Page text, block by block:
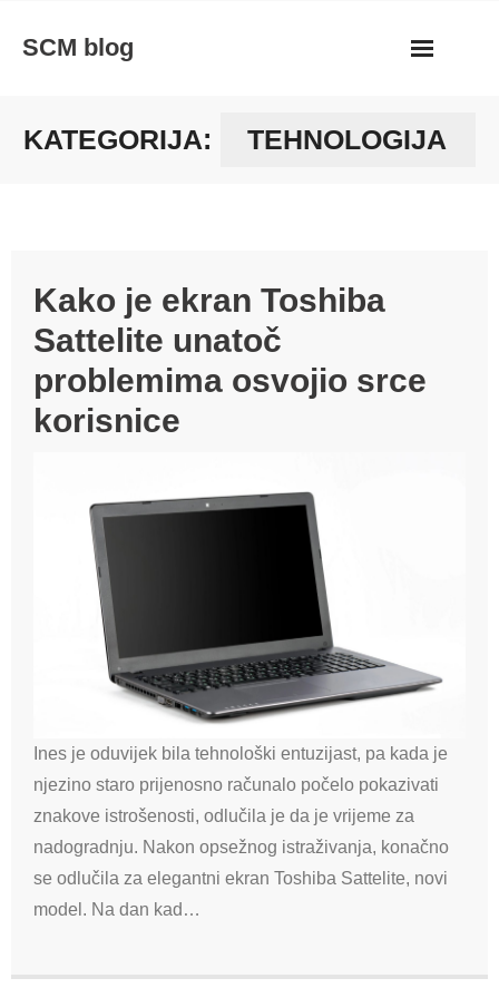
SCM blog
KATEGORIJA: TEHNOLOGIJA
Kako je ekran Toshiba
Sattelite unatoč
problemima osvojio srce
korisnice
Ines je oduvijek bila tehnološki entuzijast, pa kada je
njezino staro prijenosno računalo počelo pokazivati ​​
znakove istrošenosti, odlučila je da je vrijeme za
nadogradnju. Nakon opsežnog istraživanja, konačno
se odlučila za elegantni ekran Toshiba Sattelite, novi
model. Na dan kad…